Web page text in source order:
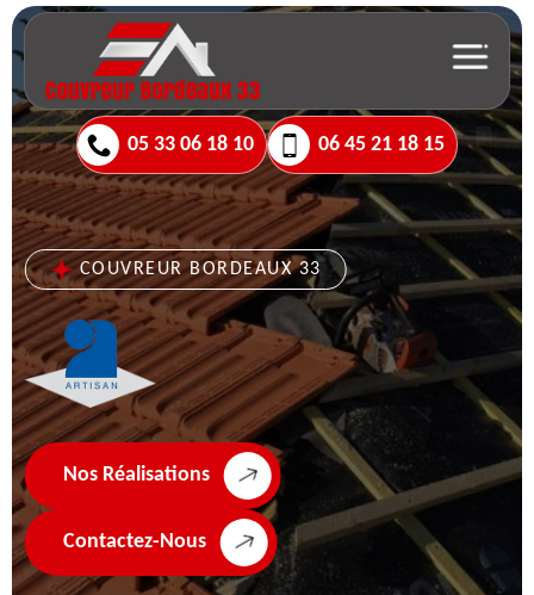
05 33 06 18 10 06 45 21 18 15
COUVREUR BORDEAUX 33
Nos Réalisations
Contactez-Nous